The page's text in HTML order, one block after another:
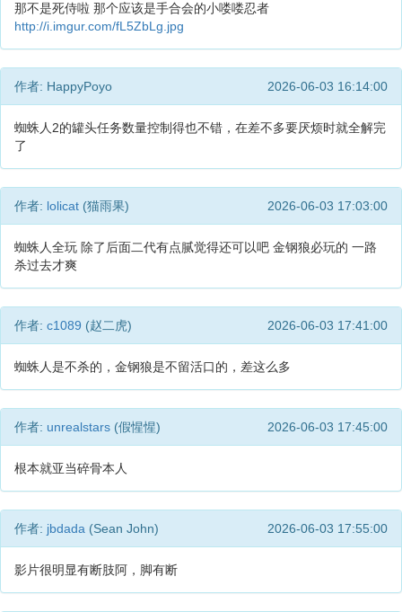
那不是死侍啦 那个应该是手合会的小喽喽忍者
http://i.imgur.com/fL5ZbLg.jpg
作者: HappyPoyo 2026-06-03 16:14:00
蜘蛛人2的罐头任务数量控制得也不错，在差不多要厌烦时就全解完
了
作者: lolicat (猫雨果) 2026-06-03 17:03:00
蜘蛛人全玩 除了后面二代有点腻觉得还可以吧 金钢狼必玩的 一路
杀过去才爽
作者: c1089 (赵二虎) 2026-06-03 17:41:00
蜘蛛人是不杀的，金钢狼是不留活口的，差这么多
作者: unrealstars (假惺惺) 2026-06-03 17:45:00
根本就亚当碎骨本人
作者: jbdada (Sean John) 2026-06-03 17:55:00
影片很明显有断肢阿，脚有断